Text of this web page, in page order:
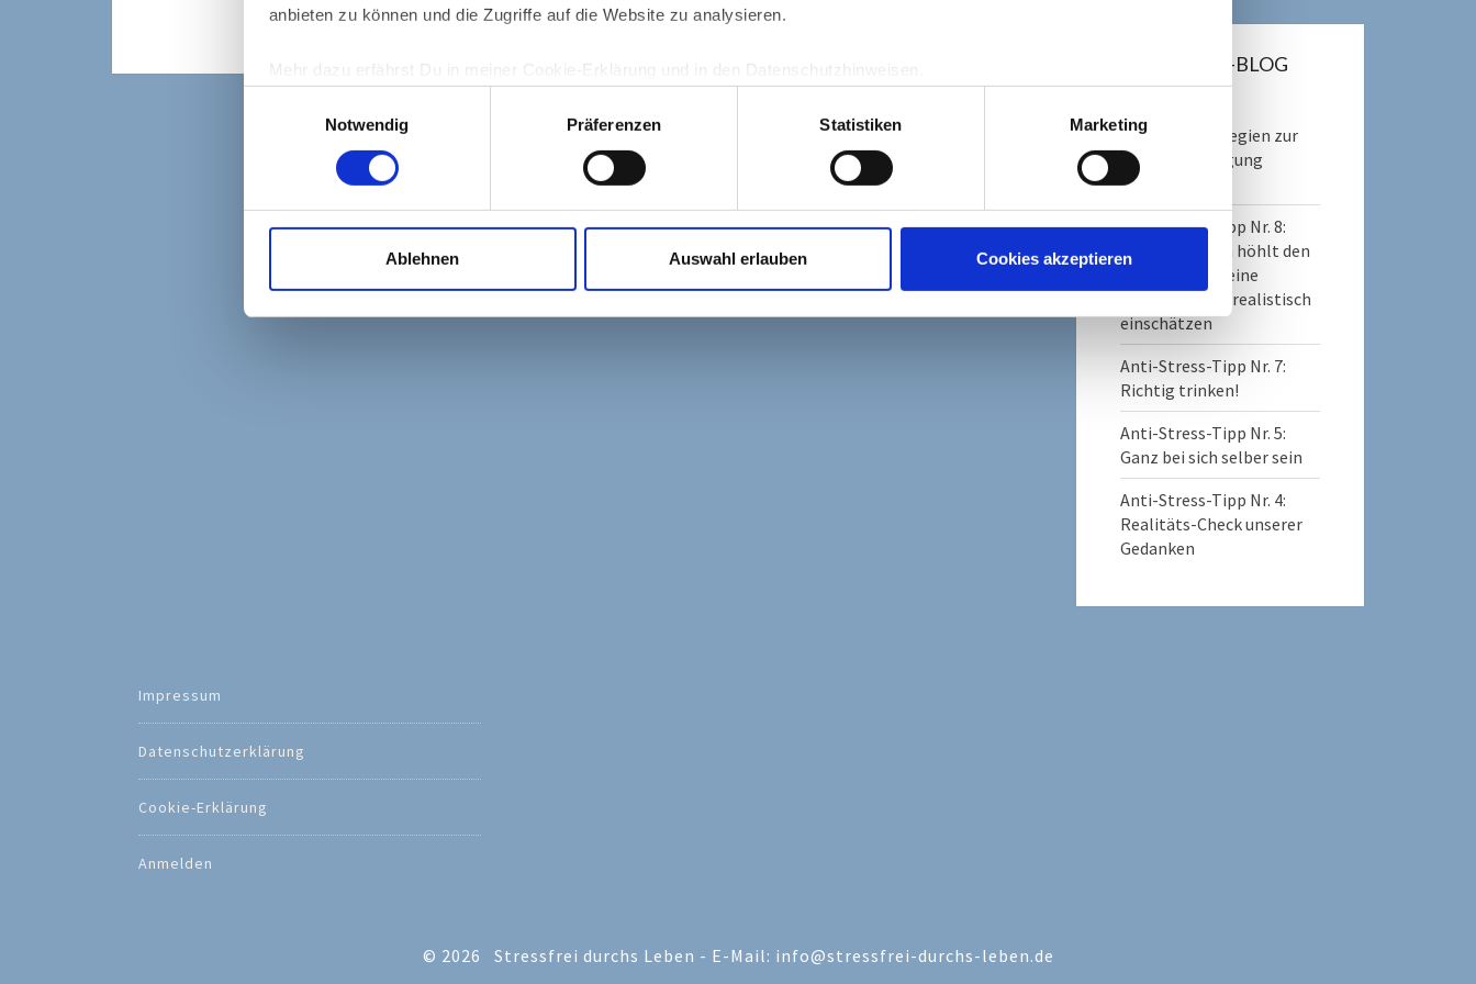
anbieten zu können und die Zugriffe auf die Website zu analysieren.
Mehr dazu erfährst Du in meiner Cookie-Erklärung und in den Datenschutzhinweisen.
Notwendig
Präferenzen Statistiken Marketing
Ablehnen Auswahl erlauben Cookies akzeptieren
ANTI-STRESS-BLOG
Coping – Strategien zur
Stressbewältigung
(Gastbeitrag)
Anti-Stress-Tipp Nr. 8:
Steter Tropfen höhlt den
Stein – oder: Deine
Möglichkeiten realistisch
einschätzen
Anti-Stress-Tipp Nr. 7:
Richtig trinken!
Anti-Stress-Tipp Nr. 5:
Ganz bei sich selber sein
Anti-Stress-Tipp Nr. 4:
Realitäts-Check unserer
Gedanken
Impressum
Datenschutzerklärung
Cookie-Erklärung
Anmelden
© 2026 Stressfrei durchs Leben - E-Mail: info@stressfrei-durchs-leben.de